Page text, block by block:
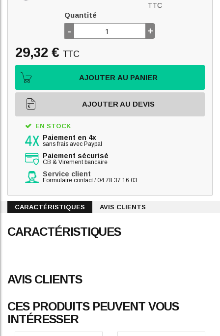
TTC
Quantité
- +
29,32 € TTC
AJOUTER AU PANIER
AJOUTER AU DEVIS
EN STOCK
Paiement en 4x
sans frais avec Paypal
Paiement sécurisé
CB & Virement bancaire
Service client
Formulaire contact/04.78.37.16.03
CARACTÉRISTIQUES AVIS CLIENTS
CARACTÉRISTIQUES
AVIS CLIENTS
CES PRODUITS PEUVENT VOUS
INTÉRESSER